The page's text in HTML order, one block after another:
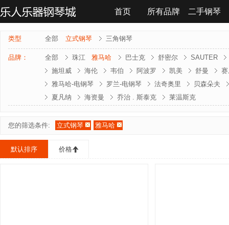
首页 所有品牌 二手钢琴
联系我们
类型 全部 立式钢琴 三角钢琴
品牌： 全部 珠江 雅马哈 巴士克 舒密尔
SAUTER
施坦威
海伦 韦伯 阿波罗 凯美 舒曼
雅马哈-电钢琴
罗兰-电钢琴 法奇奥里
贝森朵夫
夏凡纳
海资曼 乔治 . 斯泰克 莱温斯克
您的筛选条件: 立式钢琴 雅马哈
默认排序 价格